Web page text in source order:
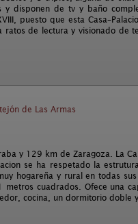
disponen de tv y baño
puesto que esta
de lectura y visionado de
de Las Armas
y 129 km de Zaragoza. La
se ha respetado la
hogareña y rural en todas
cuadrados. Ofece una
cocina, un dormitorio doble